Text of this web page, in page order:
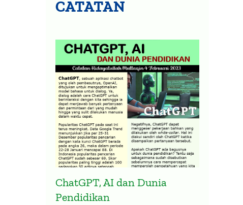
CATATAN
ChatGPT, AI dan Dunia
Pendidikan